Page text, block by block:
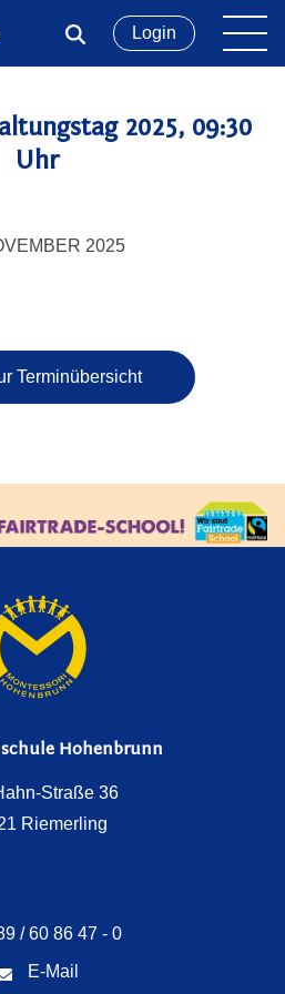
Login
2025, 09:30
Uhr
2025
Terminübersicht
Hohenbrunn
Straße 36
Riemerling
/ 60 86 47 - 0
E-Mail